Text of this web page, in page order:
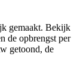
gemaakt. Bekijk
de opbrengst per
getoond, de